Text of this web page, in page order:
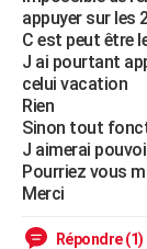
Forum
Aménagement
Extérieur
Cuisine
Salle de bains
Jardinage
Rangement
WEEK-END
Guides de France
Escapades
Patrimoine
Expositions
Musées
Week-end nature
LIFESTYLE
Art de vivre
Bien-être
Loisirs
ModeModes de vie
SANTE
Alimentation
Guide de la santé
Maladies
Médicaments
Sommeil
VOYAGE
appuyer sur les
C est peut être
J ai pourtant
celui vacation
Rien
Sinon tout
J aimerai
Pourriez vous
Merci
Répondre (1)